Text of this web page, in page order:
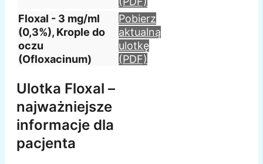
Floxal - 3 mg/ml
(0,3%), Krople do
oczu
(Ofloxacinum)
Pobierz
aktualną
ulotkę
(PDF)
Ulotka Floxal –
najważniejsze
informacje dla
pacjenta